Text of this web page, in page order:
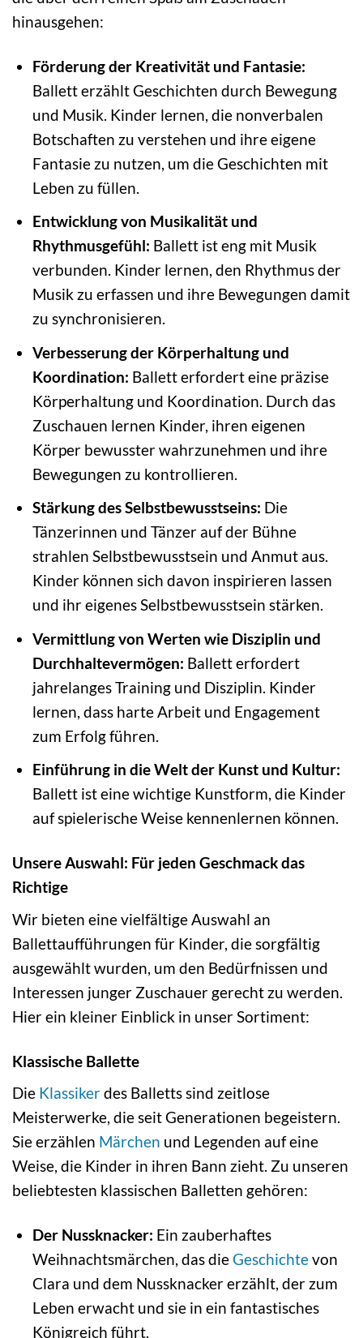
hinausgehen:
Förderung der Kreativität und Fantasie:
Ballett erzählt Geschichten durch Bewegung
und Musik. Kinder lernen, die nonverbalen
Botschaften zu verstehen und ihre eigene
Fantasie zu nutzen, um die Geschichten mit
Leben zu füllen.
Entwicklung von Musikalität und
Rhythmusgefühl: Ballett ist eng mit Musik
verbunden. Kinder lernen, den Rhythmus der
Musik zu erfassen und ihre Bewegungen damit
zu synchronisieren.
Verbesserung der Körperhaltung und
Koordination: Ballett erfordert eine präzise
Körperhaltung und Koordination. Durch das
Zuschauen lernen Kinder, ihren eigenen
Körper bewusster wahrzunehmen und ihre
Bewegungen zu kontrollieren.
Stärkung des Selbstbewusstseins: Die
Tänzerinnen und Tänzer auf der Bühne
strahlen Selbstbewusstsein und Anmut aus.
Kinder können sich davon inspirieren lassen
und ihr eigenes Selbstbewusstsein stärken.
Vermittlung von Werten wie Disziplin und
Durchhaltevermögen: Ballett erfordert
jahrelanges Training und Disziplin. Kinder
lernen, dass harte Arbeit und Engagement
zum Erfolg führen.
Einführung in die Welt der Kunst und Kultur:
Ballett ist eine wichtige Kunstform, die Kinder
auf spielerische Weise kennenlernen können.
Unsere Auswahl: Für jeden Geschmack das
Richtige
Wir bieten eine vielfältige Auswahl an
Ballettaufführungen für Kinder, die sorgfältig
ausgewählt wurden, um den Bedürfnissen und
Interessen junger Zuschauer gerecht zu werden.
Hier ein kleiner Einblick in unser Sortiment:
Klassische Ballette
Die Klassikerdes Balletts sind zeitlose
Meisterwerke, die seit Generationen begeistern.
Sie erzählen Märchen und Legenden auf eine
Weise, die Kinder in ihren Bann zieht. Zu unseren
beliebtesten klassischen Balletten gehören:
Der Nussknacker: Ein zauberhaftes
Weihnachtsmärchen, das dieGeschichtevon
Clara und dem Nussknacker erzählt, der zum
Leben erwacht und sie in ein fantastisches
Königreich führt.